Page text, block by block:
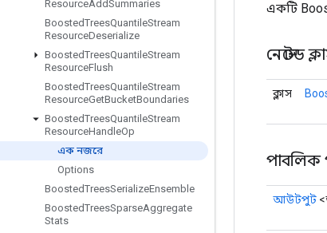
ResourceAddSummaries
BoostedTreesQuantileStream
ResourceDeserialize
BoostedTreesQuantileStream
ResourceFlush
BoostedTreesQuantileStream
ResourceGetBucketBoundaries
BoostedTreesQuantileStream
ResourceHandleOp
এক নজরে
Options
BoostedTreesSerializeEnsemble
BoostedTreesSparseAggregate
Stats
একটি
নেস্টেড
ক্লাস
পাবলিক
আউটপুট